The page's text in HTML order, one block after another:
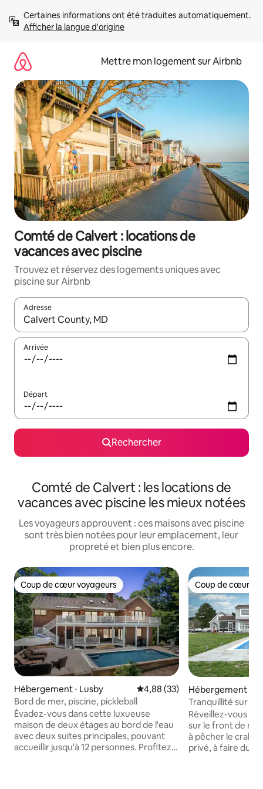
directement
Afficher la langue d'origine
Mettre mon logement sur Airbnb
Comté de Calvert : locations de
vacances avec piscine
Trouvez et réservez des logements uniques avec
piscine sur Airbnb
Adresse
Lorsque les résultats s'affichent, utilisez les flèches vers le
Arrivée
Départ
Rechercher
Comté de Calvert : les locations de
vacances avec piscine les mieux notées
Les voyageurs approuvent : ces maisons avec piscine
sont très bien notées pour leur emplacement, leur
propreté et bien plus encore.
Coup de cœur voyageurs
Coup de cœur voyageurs
Hébergement ⋅ Lusby Évaluation moyenne sur la
4,88 (33)
Bord de mer, piscine, pickleball
Évadez-vous dans cette luxueuse
maison de deux étages au bord de l'eau
avec deux suites principales, pouvant
accueillir jusqu'à 12 personnes. Profitez
Coup de cœur
Coup de cœur
Hébergement ⋅
nd
Tranquillité sur
l'eau
Réveillez-vous
sur le front de
à pêcher le crabe
privé, à faire du